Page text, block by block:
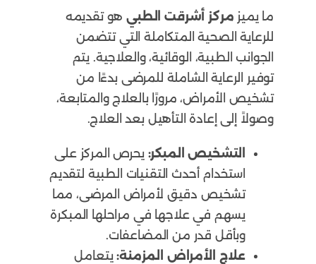
ما يميز مركز أشرقت الطبيهو تقديمه
للرعاية الصحية المتكاملة التي تتضمن
الجوانب الطبية، الوقائية، والعلاجية. يتم
توفير الرعاية الشاملة للمرضى بدءًا من
تشخيص الأمراض، مرورًا بالعلاج والمتابعة،
وصولاً إلى إعادة التأهيل بعد العلاج.
التشخيص المبكر: يحرص المركز على
استخدام أحدث التقنيات الطبية لتقديم
تشخيص دقيق لأمراض المرضى، مما
يسهم في علاجها في مراحلها المبكرة
وبأقل قدر من المضاعفات.
علاج الأمراض المزمنة:يتعامل